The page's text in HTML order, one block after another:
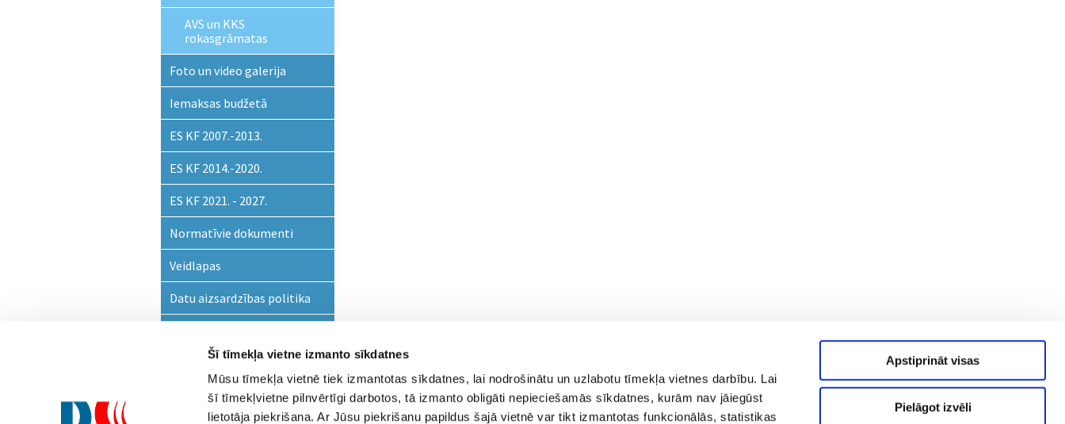
Šī tīmekļa vietne izmanto sīkdatnes
Mūsu tīmekļa vietnē tiek izmantotas sīkdatnes, lai nodrošinātu un uzlabotu tīmekļa vietnes darbību. Lai
šī tīmekļvietne pilnvērtīgi darbotos, tā izmanto obligāti nepieciešamās sīkdatnes, kurām nav jāiegūst
lietotāja piekrišana. Ar Jūsu piekrišanu papildus šajā vietnē var tikt izmantotas funkcionālās, statistikas
Apstiprināt visas
Pielāgot izvēli
AVS un KKS
rokasgrāmatas
Foto un video galerija
Iemaksas budžetā
ES KF 2007.-2013.
ES KF 2014.-2020.
ES KF 2021. - 2027.
Normatīvie dokumenti
Veidlapas
Datu aizsardzības politika